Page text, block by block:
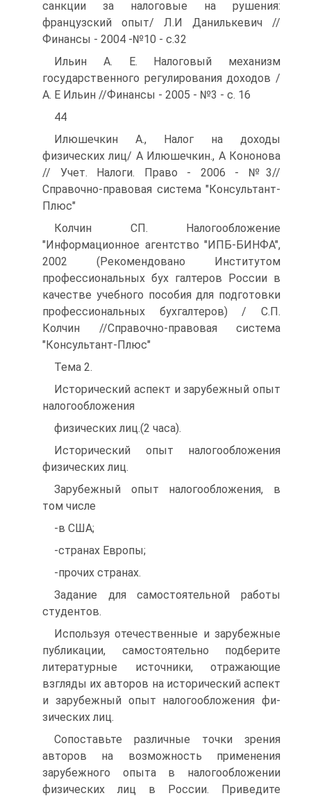
санкции за налоговые на рушения:
французский опыт/ Л.И Данилькевич //
Финансы - 2004 -№10 - с.32
Ильин А. Е. Налоговый механизм
государственного регулирования доходов /
А. Е Ильин //Финансы - 2005 - №3 - с. 16
44
Илюшечкин А., Налог на доходы
физических лиц/ А Илюшечкин., А Кононова
// Учет. Налоги. Право - 2006 - №3//
Справочно-правовая система "Консультант-
Плюс"
Колчин СП. Налогообложение
"Информационное агентство "ИПБ-БИНФА",
2002 (Рекомендовано Институтом
профессиональных бух галтеров России в
качестве учебного пособия для подготовки
профессиональных бухгалтеров) / С.П.
Колчин //Справочно-правовая система
"Консультант-Плюс"
Тема 2.
Исторический аспект и зарубежный опыт
налогообложения
физических лиц.(2 часа).
Исторический опыт налогообложения
физических лиц.
Зарубежный опыт налогообложения, в
том числе
-в США;
-странах Европы;
-прочих странах.
Задание для самостоятельной работы
студентов.
Используя отечественные и зарубежные
публикации, самостоятельно подберите
литературные источники, отражающие
взгляды их авторов на исторический аспект
и зарубежный опыт налогообложения фи-
зических лиц.
Сопоставьте различные точки зрения
авторов на возможность применения
зарубежного опыта в налогообложении
физических лиц в России. Приведите